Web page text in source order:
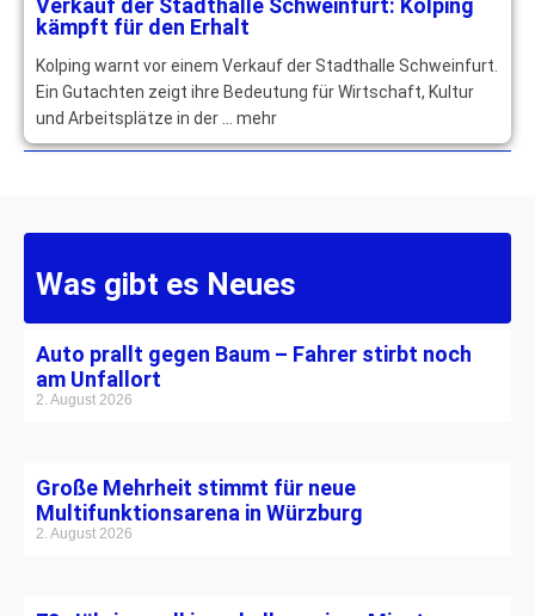
Verkauf der Stadthalle Schweinfurt: Kolping
kämpft für den Erhalt
Kolping warnt vor einem Verkauf der Stadthalle Schweinfurt.
Ein Gutachten zeigt ihre Bedeutung für Wirtschaft, Kultur
und Arbeitsplätze in der … mehr
Was gibt es Neues
Auto prallt gegen Baum – Fahrer stirbt noch
am Unfallort
2. August 2026
Große Mehrheit stimmt für neue
Multifunktionsarena in Würzburg
2. August 2026